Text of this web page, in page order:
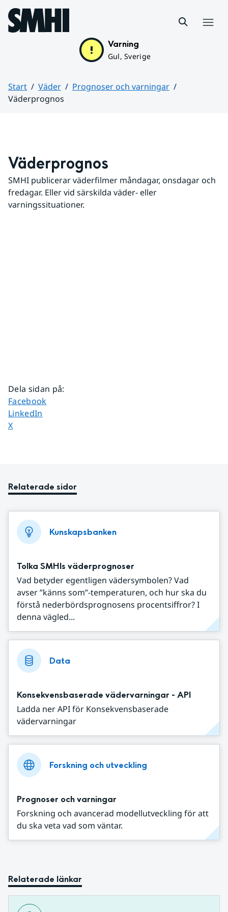
Hoppa till sidans innehåll
Varning
Gul, Sverige
Start Väder
Prognoser och varningar
Väderprognos
Väderprognos
SMHI publicerar väderfilmer måndagar, onsdagar och
fredagar. Eller vid särskilda väder- eller
varningssituationer.
Dela sidan på:
Dela sidan på
Facebook
Dela sidan på
LinkedIn
Dela sidan på
X
Relaterade sidor
Kunskapsbanken
Tolka SMHIs väderprognoser
Vad betyder egentligen vädersymbolen? Vad
avser ”känns som”-temperaturen, och hur ska du
förstå nederbördsprognosens procentsiffror? I
denna vägled...
Data
Konsekvensbaserade vädervarningar - API
Ladda ner API för Konsekvensbaserade
vädervarningar
Forskning och utveckling
Prognoser och varningar
Forskning och avancerad modellutveckling för att
du ska veta vad som väntar.
Relaterade länkar